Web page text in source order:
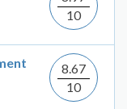
10
8.67
10